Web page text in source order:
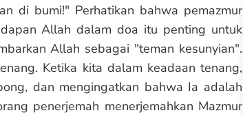
di bumi!" Perhatikan bahwa pemazmur
Allah dalam doa itu penting untuk
Allah sebagai "teman kesunyian".
Ketika kita dalam keadaan tenang,
dan mengingatkan bahwa Ia adalah
penerjemah menerjemahkan Mazmur